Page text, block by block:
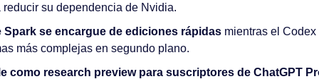
reducir su dependencia de Nvidia.
Spark se encargue de ediciones rápidas mientras el
más complejas en segundo plano.
como research preview para suscriptores de ChatGPT